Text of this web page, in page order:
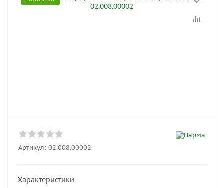
Артикул: 02.008.00002
Характеристики